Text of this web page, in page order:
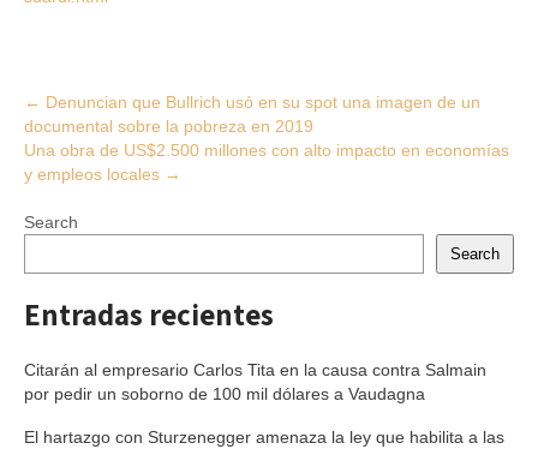
Post
navigation
← Denuncian que Bullrich usó en su spot una imagen de un
documental sobre la pobreza en 2019
Una obra de US$2.500 millones con alto impacto en economías
y empleos locales →
Search
Search
Entradas recientes
Citarán al empresario Carlos Tita en la causa contra Salmain
por pedir un soborno de 100 mil dólares a Vaudagna
El hartazgo con Sturzenegger amenaza la ley que habilita a las